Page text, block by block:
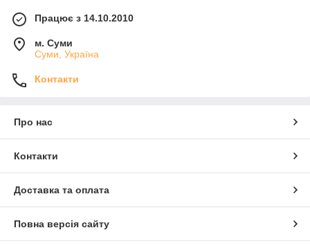
Працює з 14.10.2010
м. Суми
Суми, Україна
Контакти
Про нас
Контакти
Доставка та оплата
Повна версія сайту